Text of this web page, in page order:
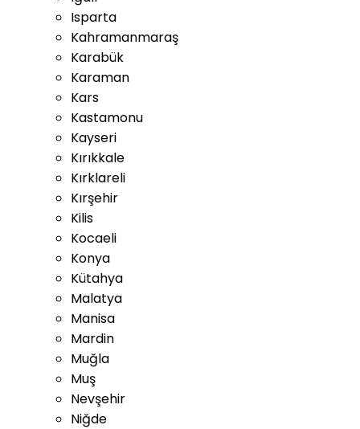
Isparta
Kahramanmaraş
Karabük
Karaman
Kars
Kastamonu
Kayseri
Kırıkkale
Kırklareli
Kırşehir
Kilis
Kocaeli
Konya
Kütahya
Malatya
Manisa
Mardin
Muğla
Muş
Nevşehir
Niğde